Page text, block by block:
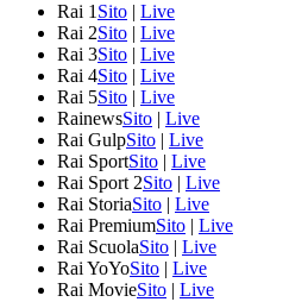
Rai 1 Sito | Live
Rai 2Sito | Live
Rai 3Sito | Live
Rai 4Sito | Live
Rai 5Sito | Live
RainewsSito | Live
Rai GulpSito | Live
Rai SportSito | Live
Rai Sport 2Sito | Live
Rai StoriaSito | Live
Rai PremiumSito | Live
Rai ScuolaSito | Live
Rai YoYoSito | Live
Rai MovieSito | Live